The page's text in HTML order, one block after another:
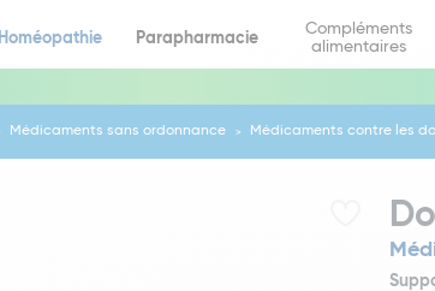
Homéopathie Parapharmacie
Compléments
alimentaires
Médicaments sans ordonnance Médicaments contre les